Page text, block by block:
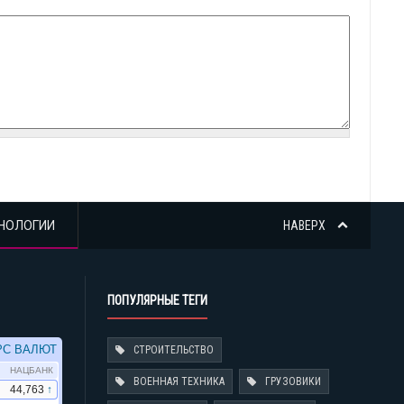
НАВЕРХ
ПОПУЛЯРНЫЕ ТЕГИ
СТРОИТЕЛЬСТВО
ВОЕННАЯ ТЕХНИКА ГРУЗОВИКИ